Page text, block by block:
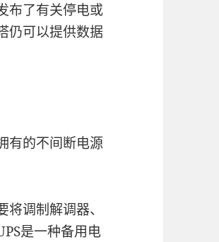
布了有关停电或
仍可以提供数据
有的不间断电源
调制解调器、
是一种备用电